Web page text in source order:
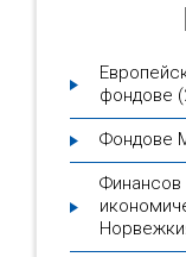
фондове
Фондове
Финансов